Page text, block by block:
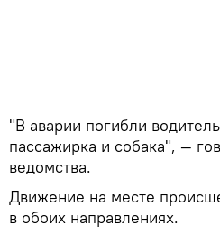
"В аварии погибли
пассажирка и собака", —
ведомства.
Движение на месте
в обоих направлениях.